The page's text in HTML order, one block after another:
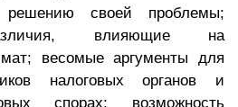
своей проблемы;
влияющие на
весомые аргументы для
налоговых органов и
спорах; возможность